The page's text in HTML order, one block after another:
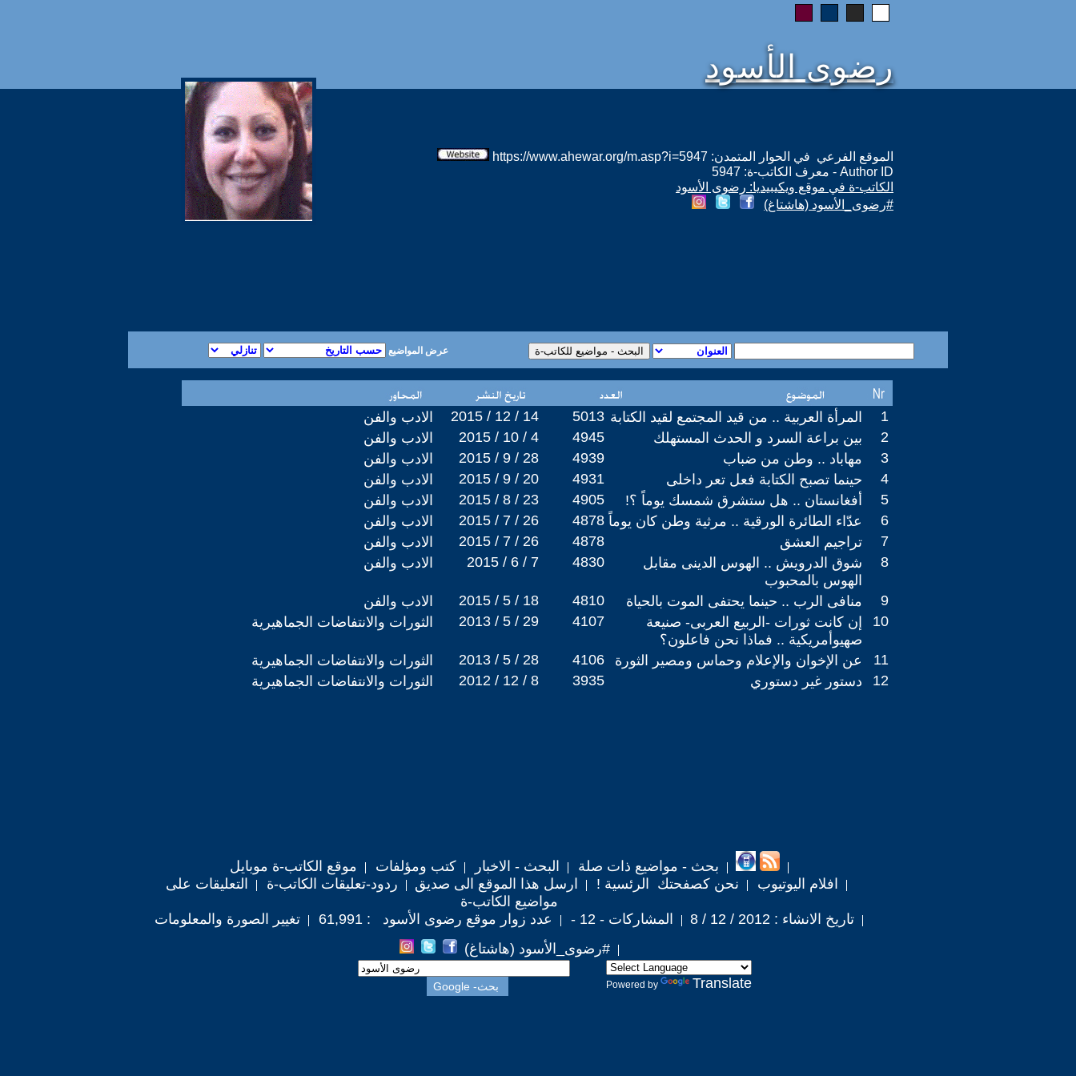
رضوى الأسود
الموقع الفرعي في الحوار المتمدن: https://www.ahewar.org/m.asp?i=5947
Author ID - معرف الكاتب-ة: 5947
الكاتب-ة في موقع ويكيبيديا: رضوى الأسود
#رضوى_الأسود (هاشتاغ)
عرض المواضيع
الادب والفن 2015 / 12 / 14 5013 المرأة العربية .. من قيد المجتمع لقيد الكتابة
1
الادب والفن
2015 / 10 / 4 4945 بين براعة السرد و الحدث المستهلك
2
الادب والفن
2015 / 9 / 28 4939 مهاباد .. وطن من ضباب
3
الادب والفن
2015 / 9 / 20 4931 حينما تصبح الكتابة فعل تعر داخلى
4
الادب والفن
2015 / 8 / 23 4905 أفغانستان .. هل ستشرق شمسك يوماً ؟!
5
الادب والفن
2015 / 7 / 26 4878 عدّاء الطائرة الورقية .. مرثية وطن كان يوماً
6
الادب والفن
2015 / 7 / 26 4878 تراجيم العشق
7
الادب والفن
2015 / 6 / 7 4830
شوق الدرويش .. الهوس الدينى مقابل
الهوس بالمحبوب
8
الادب والفن 2015 / 5 / 18 4810 منافى الرب .. حينما يحتفى الموت بالحياة
9
الثورات والانتفاضات الجماهيرية
2013 / 5 / 29 4107
إن كانت ثورات -الربيع العربى- صنيعة
صهيوأمريكية .. فماذا نحن فاعلون؟
10
الثورات والانتفاضات الجماهيرية 2013 / 5 / 28 4106 عن الإخوان والإعلام وحماس ومصير الثورة
11
الثورات والانتفاضات الجماهيرية
2012 / 12 / 8 3935 دستور غير دستوري 12
بحث - مواضيع ذات صلة البحث - الاخبار كتب ومؤلفات
موقع الكاتب-ة موبايل
افلام اليوتيوب
نحن كصفحتك الرئسية ! ارسل هذا الموقع الى صديق ردود-تعليقات الكاتب-ة
التعليقات على
مواضيع الكاتب-ة
تاريخ الانشاء : 2012 / 12 / 8
المشاركات - 12 - عدد زوار موقع رضوى الأسود : 61,991
تغيير الصورة والمعلومات
#رضوى_الأسود (هاشتاغ)
Powered by Translate